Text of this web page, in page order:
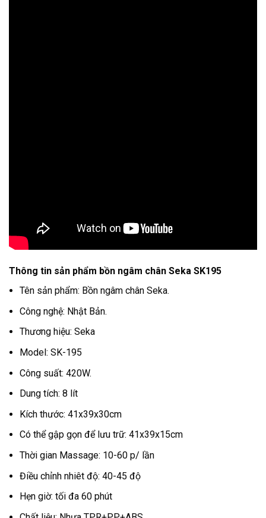
Thông tin sản phẩm bồn ngâm chân Seka SK195
Tên sản phẩm: Bồn ngâm chân Seka.
Công nghệ: Nhật Bản.
Thương hiệu: Seka
Model: SK-195
Công suất: 420W.
Dung tích: 8 lít
Kích thước: 41x39x30cm
Có thể gập gọn để lưu trữ: 41x39x15cm
Thời gian Massage: 10-60 p/ lần
Điều chỉnh nhiêt độ: 40-45 độ
Hẹn giờ: tối đa 60 phút